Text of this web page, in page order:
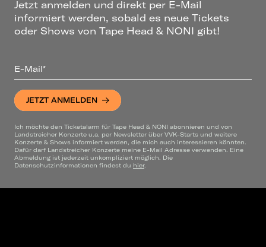
Jetzt anmelden und direkt per E-Mail
informiert werden, sobald es neue Tickets
oder Shows von Tape Head & NONI gibt!
E-Mail*
JETZT ANMELDEN
Ich möchte den Ticketalarm für Tape Head & NONI abonnieren und von
Landstreicher Konzerte u.a. per Newsletter über VVK-Starts und weitere
Konzerte & Shows informiert werden, die mich auch interessieren könnten.
Dafür darf Landstreicher Konzerte meine E-Mail Adresse verwenden. Eine
Abmeldung ist jederzeit unkompliziert möglich. Die
Datenschutzinformationen findest du hier.